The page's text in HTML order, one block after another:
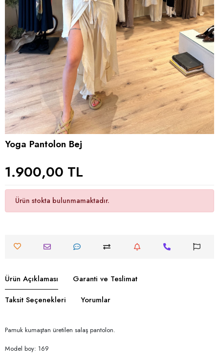
Yoga Pantolon Bej
1.900,00 TL
Ürün stokta bulunmamaktadır.
Ürün Açıklaması
Garanti ve Teslimat
Taksit Seçenekleri
Yorumlar
Pamuk kumaştan üretilen salaş pantolon.
Model boy: 169